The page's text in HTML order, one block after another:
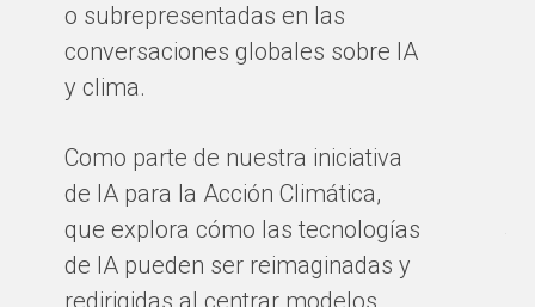
o subrepresentadas en las
conversaciones globales sobre IA
y clima.
Como parte de nuestra iniciativa
de IA para la Acción Climática,
que explora cómo las tecnologías
de IA pueden ser reimaginadas y
redirigidas al centrar modelos